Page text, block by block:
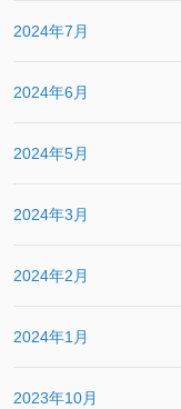
2024年7月
2024年6月
2024年5月
2024年3月
2024年2月
2024年1月
2023年10月